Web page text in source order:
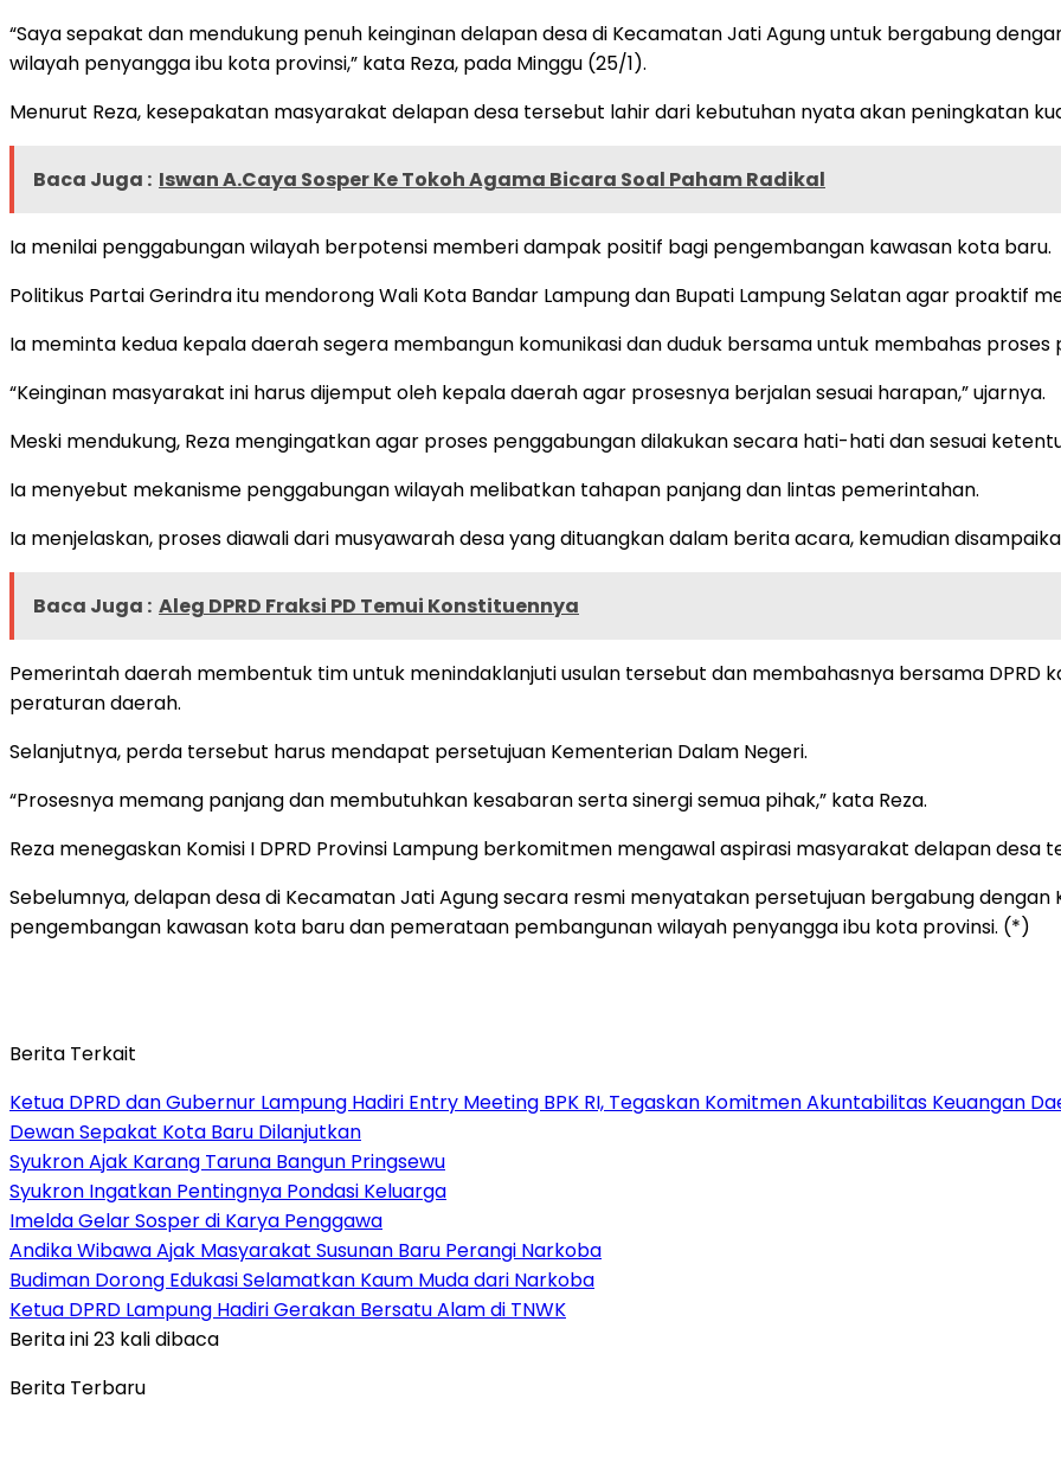
“Saya sepakat dan mendukung penuh keinginan delapan desa di Kecamatan Jati Agung untuk bergabung
wilayah penyangga ibu kota provinsi,” kata Reza, pada Minggu (25/1).
Menurut Reza, kesepakatan masyarakat delapan desa tersebut lahir dari kebutuhan nyata akan peningkatan
Baca Juga : Iswan A.Caya Sosper Ke Tokoh Agama Bicara Soal Paham Radikal
Ia menilai penggabungan wilayah berpotensi memberi dampak positif bagi pengembangan kawasan kota baru.
Politikus Partai Gerindra itu mendorong Wali Kota Bandar Lampung dan Bupati Lampung Selatan agar proaktif
Ia meminta kedua kepala daerah segera membangun komunikasi dan duduk bersama untuk membahas proses
“Keinginan masyarakat ini harus dijemput oleh kepala daerah agar prosesnya berjalan sesuai harapan,” ujarnya.
Meski mendukung, Reza mengingatkan agar proses penggabungan dilakukan secara hati-hati dan sesuai
Ia menyebut mekanisme penggabungan wilayah melibatkan tahapan panjang dan lintas pemerintahan.
Ia menjelaskan, proses diawali dari musyawarah desa yang dituangkan dalam berita acara, kemudian
Baca Juga : Aleg DPRD Fraksi PD Temui Konstituennya
Pemerintah daerah membentuk tim untuk menindaklanjuti usulan tersebut dan membahasnya bersama
peraturan daerah.
Selanjutnya, perda tersebut harus mendapat persetujuan Kementerian Dalam Negeri.
“Prosesnya memang panjang dan membutuhkan kesabaran serta sinergi semua pihak,” kata Reza.
Reza menegaskan Komisi I DPRD Provinsi Lampung berkomitmen mengawal aspirasi masyarakat delapan desa
Sebelumnya, delapan desa di Kecamatan Jati Agung secara resmi menyatakan persetujuan bergabung
pengembangan kawasan kota baru dan pemerataan pembangunan wilayah penyangga ibu kota provinsi. (*)
Berita Terkait
Ketua DPRD dan Gubernur Lampung Hadiri Entry Meeting BPK RI, Tegaskan Komitmen Akuntabilitas Keuangan
Dewan Sepakat Kota Baru Dilanjutkan
Syukron Ajak Karang Taruna Bangun Pringsewu
Syukron Ingatkan Pentingnya Pondasi Keluarga
Imelda Gelar Sosper di Karya Penggawa
Andika Wibawa Ajak Masyarakat Susunan Baru Perangi Narkoba
Budiman Dorong Edukasi Selamatkan Kaum Muda dari Narkoba
Ketua DPRD Lampung Hadiri Gerakan Bersatu Alam di TNWK
Berita ini 23 kali dibaca
Berita Terbaru